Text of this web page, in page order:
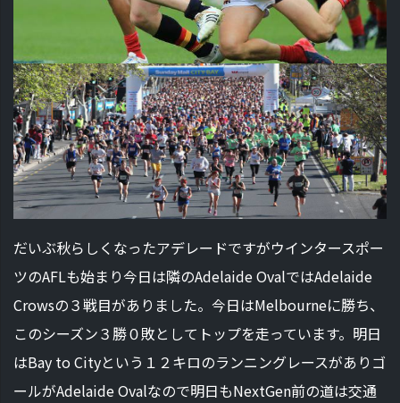
だいぶ秋らしくなったアデレードですがウインタースポー
ツのAFLも始まり今日は隣のAdelaide OvalではAdelaide
Crowsの３戦目がありました。今日はMelbourneに勝ち、
このシーズン３勝０敗としてトップを走っています。明日
はBay to Cityという１２キロのランニングレースがありゴ
ールがAdelaide Ovalなので明日もNextGen前の道は交通